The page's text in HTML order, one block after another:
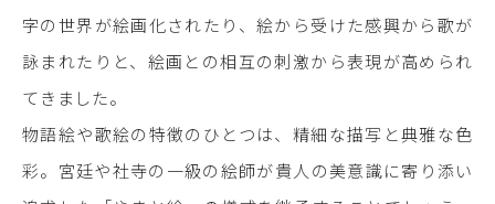
字の世界が絵画化されたり、絵から受けた感興から歌が
詠まれたりと、絵画との相互の刺激から表現が高められ
てきました。
物語絵や歌絵の特徴のひとつは、精細な描写と典雅な色
彩。宮廷や社寺の一級の絵師が貴人の美意識に寄り添い